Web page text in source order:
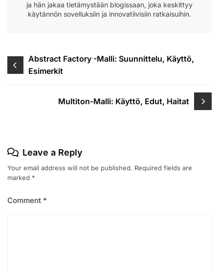
ja hän jakaa tietämystään blogissaan, joka keskittyy
käytännön sovelluksiin ja innovatiivisiin ratkaisuihin.
Post
navigation
Abstract Factory -Malli: Suunnittelu, Käyttö,
Esimerkit
Multiton-Malli: Käyttö, Edut, Haitat
Leave a Reply
Your email address will not be published. Required fields are
marked *
Comment *